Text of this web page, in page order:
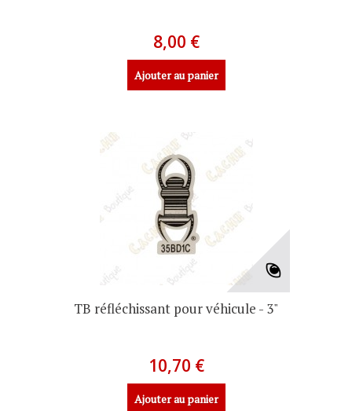
8,00 €
Ajouter au panier
TB réfléchissant pour véhicule - 3"
10,70 €
Ajouter au panier